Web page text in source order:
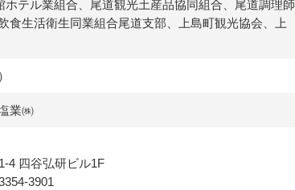
テル業組合、尾道観光土産品協同組合、尾道調理師
食生活衛生同業組合尾道支部、上島町観光協会、上
業㈱
4 四谷弘研ビル1F
3901